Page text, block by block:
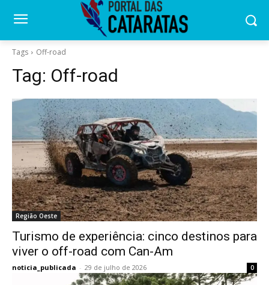
Tags Off-road
Tag: Off-road
Região Oeste
Turismo de experiência: cinco destinos para
viver o off-road com Can-Am
noticia_publicada - 29 de julho de 2026 0